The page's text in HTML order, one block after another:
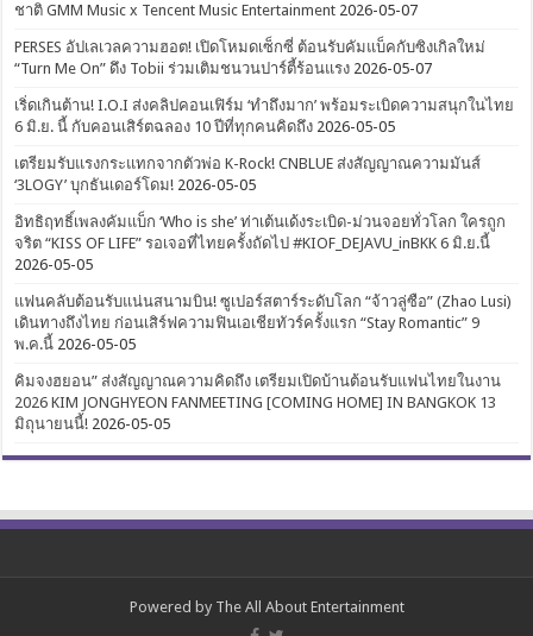
ชาติ GMM Music x Tencent Music Entertainment 2026-05-07
PERSES อัปเลเวลความฮอต! เปิดโหมดเซ็กซี่ ต้อนรับคัมแบ็คกับซิงเกิลใหม่
“Turn Me On” ดึง Tobii ร่วมเติมชนวนปาร์ตี้ร้อนแรง 2026-05-07
เริ่ดเกินต้าน! I.O.I ส่งคลิปคอนเฟิร์ม ‘ทำถึงมาก’ พร้อมระเบิดความสนุกในไทย
6 มิ.ย. นี้ กับคอนเสิร์ตฉลอง 10 ปีที่ทุกคนคิดถึง 2026-05-05
เตรียมรับแรงกระแทกจากตัวพ่อ K-Rock! CNBLUE ส่งสัญญาณความมันส์
‘3LOGY’ บุกธันเดอร์โดม! 2026-05-05
อิทธิฤทธิ์เพลงคัมแบ็ก ‘Who is she’ ท่าเต้นเด้งระเบิด-ม่วนจอยทั่วโลก ใครถูก
จริต “KISS OF LIFE” รอเจอที่ไทยครั้งถัดไป #KIOF_DEJAVU_inBKK 6 มิ.ย.นี้
2026-05-05
แฟนคลับต้อนรับแน่นสนามบิน! ซูเปอร์สตาร์ระดับโลก “จ้าวลู่ซือ” (Zhao Lusi)
เดินทางถึงไทย ก่อนเสิร์ฟความฟินเอเชียทัวร์ครั้งแรก “Stay Romantic” 9
พ.ค.นี้ 2026-05-05
คิมจงฮยอน” ส่งสัญญาณความคิดถึง เตรียมเปิดบ้านต้อนรับแฟนไทยในงาน
2026 KIM JONGHYEON FANMEETING [COMING HOME] IN BANGKOK 13
มิถุนายนนี้! 2026-05-05
Powered by The All About Entertainment